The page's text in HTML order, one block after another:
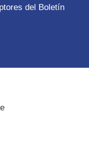
del Boletín